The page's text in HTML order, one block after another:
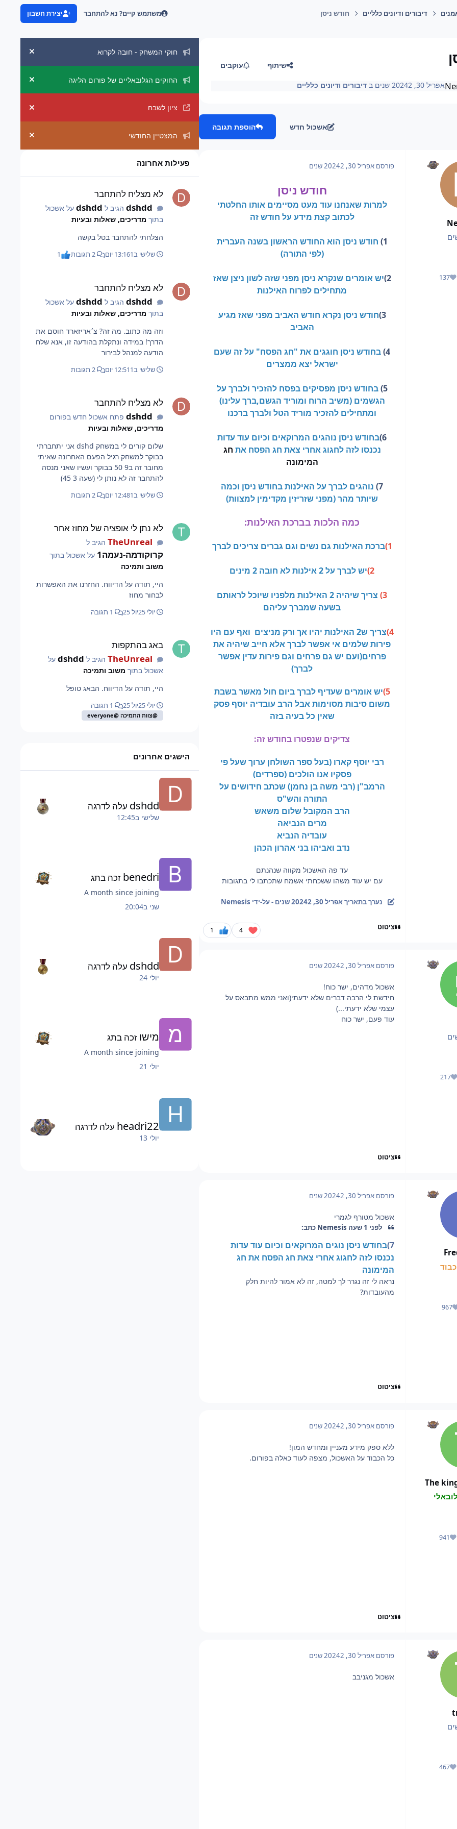
דיבורים ודיונים כלליים חודש ניסן משתמש קיים? נא להתחבר יצירת חשבון
שיתוף עוקבים
אפריל 30, 2024 2 שנים ב דיבורים ודיונים כלליים
אשכול חדש הוספת תגובה
137
מוניטין
פורסם אפריל 30, 2024 2 שנים
חודש ניסן
למרות שאנחנו עוד מעט מסיימים אותו החלטתי
לכתוב קצת מידע על חודש זה
1) חודש ניסן הוא החודש הראשון בשנה העברית
(לפי התורה)
2) יש אומרים שנקרא ניסן מפני שזה לשון ניצן שאז
מתחילים לפרוח האילנות
3) חודש ניסן נקרא חודש האביב מפני שאז מגיע
האביב
4) בחודש ניסן חוגגים את "חג הפסח" על זה שעם
ישראל יצא ממצרים
5) בחודש ניסן מפסיקים בפסח להזכיר ולברך על
הגשמים (משיב הרוח ומוריד הגשם,ברך עלינו)
ומתחילים להזכיר מוריד הטל ולברך ברכנו
6) בחודש ניסן נוהגים המרוקאים וכיום עוד עדות
נכנסו לזה לחגוג אחרי צאת חג הפסח את חג
המימונה
7) נוהגים לברך על האילנות בחודש ניסן וכמה
שיותר מהר (מפני שזריזין מקדימין למצוות)
כמה הלכות בברכת האילנות:
1) ברכת האילנות גם נשים וגם גברים צריכים לברך
2) יש לברך על 2 אילנות לא חובה 2 מינים
3)
צריך שיהיה 2 האילנות מלפניו שיוכל לראותם
בשעה שמברך עליהם
4)
צריך ש2 האילנות יהיו אך ורק מניצים ואף עם היו
פירות שלמים אי אפשר לברך אלא חייב שיהיה את
פרחים(ועם יש גם פרחים וגם פירות עדין אפשר
לברך)
5) יש אומרים שעדיף לברך ביום חול מאשר בשבת
משום סיבות מסוימות אבל הרב עובדיה יוסף פסק
שאין כל בעיה בזה
צדיקים שנפטרו בחודש זה:
רבי יוסף קארו (בעל ספר השולחן ערוך שעל פי
פסקיו אנו הולכים (ספרדים)
הרמב"ן (רבי משה בן נחמן) שכתב חידושים על
התורה והש"ס
הרב המקובל שלום משאש
מרים הנביאה
עובדיה הנביא
נדב ואביהו בני אהרון הכהן
עד פה האשכול מקווה שנהנתם
עם יש עוד משהו ששכחתי אשמח שתכתבו לי בתגובות
נערך בתאריךאפריל 30, 2024 2 שנים - על-ידי Nemesis
ציטוט 4
1
217
מוניטין
פורסם אפריל 30, 2024 2 שנים
אשכול מדהים, ישר כוח!
חידשת לי הרבה דברים שלא ידעתי(ואני ממש מתבאס על
עצמי שלא ידעתי...)
עוד פעם, ישר כוח
ציטוט
967
מוניטין
פורסם אפריל 30, 2024 2 שנים
אשכול מטורף לגמרי
לפני 1 שעה Nemesis כתב:
7) בחודש ניסן נוגים המרוקאים וכיום עוד עדות
נכנסו לזה לחגוג אחרי צאת חג הפסח את חג
המימונה
נראה לי זה נגרר לך למטה, זה לא אמור להיות חלק
מהעובדות?
ציטוט
The
941
מוניטין
פורסם אפריל 30, 2024 2 שנים
ללא ספק מידע מעניין ומחדש המון!
כל הכבוד על האשכול, מצפה לעוד כאלה בפורום.
ציטוט
467
מוניטין
פורסם אפריל 30, 2024 2 שנים
אשכול מגניבב
חוקי המשחק - חובה לקרוא
החוקים הגלובאליים של פורום הליגה
ציון לשבח
המצטיין החודשי
פעילות אחרונה
לא מצליח להתחבר
dshddהגיב ל dshddעל אשכול
בתוך מדריכים, שאלות ובעיות
הצלחתי להתחבר בטל בקשה
שלישי ב13:161 יום 2 תגובות 1
לא מצליח להתחבר
dshddהגיב ל dshddעל אשכול
בתוך מדריכים, שאלות ובעיות
וזה מה כתוב. מה זה? צ׳אריזארד חוסם את
הדרך! במידה ונתקלת בהודעה זו, אנא שלח
הודעה למנהל לבירור
שלישי ב12:511 יום 2 תגובות
לא מצליח להתחבר
dshddפתח אשכול חדש בפורום
מדריכים, שאלות ובעיות
שלום קורים לי במשחק dshd אני יתחברתי
בבוקר למשחק רגיל הפעם האחרונה שאיתי
מחובר זה ב9 50 בבוקר ועשיו שאני מנסה
להתחבר זה לא נותן לי (שעה 3 45)
שלישי ב12:481 יום 2 תגובות
לא נתן לי אופציה של מחוז אחר
TheUnrealהגיב ל
קרוקודמה-נעמה1
על אשכול בתוך
משוב ותמיכה
היי, תודה על הדיווח. החזרנו את האפשרות
לבחור מחוז
יולי 25 יול 25 1 תגובה
באג בהתקפות
TheUnrealהגיב ל dshddעל
אשכול בתוך משוב ותמיכה
היי, תודה על הדיווח. הבאג טופל
יולי 25 יול 25 1 תגובה
@צוות התמיכה @everyone
הישגים אחרונים
dshdd עלה לדרגה
שלישי ב12:45
benedri זכה בתג
A month since joining
שני ב20:04
dshdd עלה לדרגה
יולי 24
מישו זכה בתג
A month since joining
יולי 21
headri22 עלה לדרגה
יולי 13